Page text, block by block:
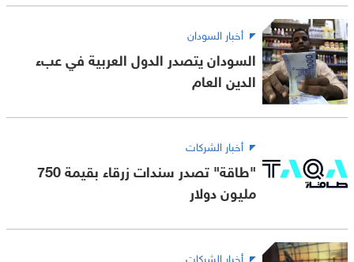
أخبار السودان
السودان يتصدر الدول العربية في عبء
الدين العام
أخبار الشركات
"طاقة" تصدر سندات زرقاء بقيمة 750
مليون دولار
أخبار الشركات